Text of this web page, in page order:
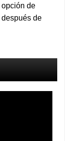
de
de